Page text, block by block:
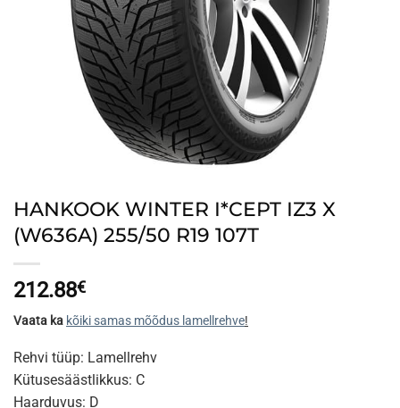
HANKOOK WINTER I*CEPT IZ3 X
(W636A) 255/50 R19 107T
212.88€
Vaata ka kõiki samas mõõdus lamellrehve!
Rehvi tüüp: Lamellrehv
Kütusesäästlikkus: C
Haarduvus: D